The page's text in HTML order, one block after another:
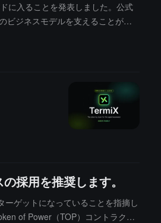
に入ることを発表しました。公式
ビジネスモデルを支えることがで
時間を持つ新しいプランや無期限
採用を推奨します。
ゲットになっていることを指摘し
of Power（TOP）コントラクト